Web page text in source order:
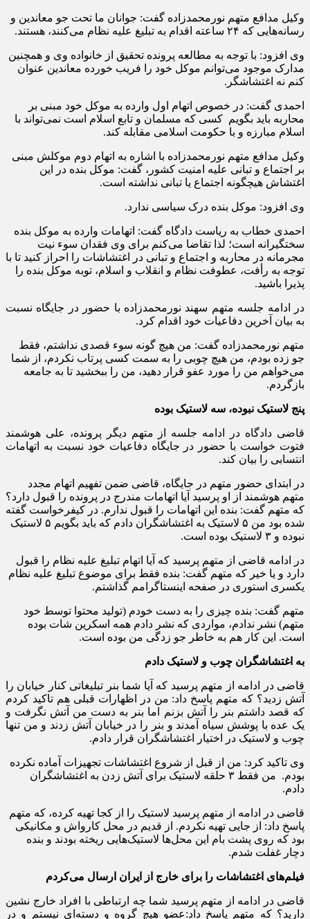
وکیل مدافع متهم نورمحمدزاده گفت: جوانان ما تحت جو معاندین و
رسانه‌هایی که ۲۴ ساعته اقدام به تبلیغ علیه نظام می‌کنند، هستند.
وی افزود: با توجه به مطالعه پرونده تحقیق از خانواده وی و همچنین
مدارک موجود می‌توانم موکل خود را فریب خورده معاندین عنوان
کنم نه اغتشاشگر.
احمدی گفت: در خصوص اتهام اول وارده به موکل خود مبنی بر
محاربه باید بگویم کسی که مسلمان و تابع اسلام است نمی‌تواند با
اسلام مبارزه و با حکومت اسلامی مقابله کند.
وکیل مدافع متهم نورمحمدزاده با اشاره به اتهام دوم موکلش مبنی
بر اجتماع و تبانی علیه امنیت کشور، گفت: موکل بنده در این
اغتشاش هیچگونه اجتماع یا تبانی نداشته است.
وی افزود: موکل بنده درک سیاسی ندارد.
احمدی خطاب به ریاست دادگاه گفت: اتهامات وارده به موکل بنده
سختگیرانه است؛ لذا تقاضا می‌کنم برای وی فقدان سوء نیت
مجرمانه در محاربه و اجتماع و تبانی در اغتشاشات را احراز کنید تا با
توجه به رأفت، عطوفت نظام و انقلاب و اسلام، توبه موکل بنده را
پذیرا باشید.
در ادامه جلسه متهم سهند نورمحمدزاده با حضور در جایگاه نسبت
به بیان آخرین دفاعیات خود اقدام کرد.
متهم نورمحمدزاده گفت: من هیچ گونه سوء قصدی نداشتم، فقط
جو زده بودم، من هیچ چوبی را به سمت کسی پرتاب نکردم، از شما
می‌خواهم من را مورد عفو قرار دهید، من را ببخشید تا به جامعه
بازگردم.
پنج لاستیک نبوده، سه لاستیک بوده
قاضی دادگاه در ادامه جلسه از متهم دیگر پرونده، علی هوشمند
فتوت خواست با حضور در جایگاه دفاعیات خود نسبت به اتهامات
انتسابی را بیان کند.
در ابتدای حضور متهم در جایگاه، قاضی ضمن تفهیم اتهام مجدد
متهم هوشمند از او پرسید آیا اتهامات مندرج در پرونده را قبول دارد؟
که متهم گفت: بنده این اتهامات را قبول ندارم. در کیفرخواست گفته
شده بود من ۵ لاستیک به اغتشاشگران دادم که باید بگویم ۵ لاستیک
نبوده و ۳ لاستیک بوده است.
در ادامه قاضی از متهم پرسید که آیا اتهام تبلیغ علیه نظام را قبول
دارد و یا خیر که متهم گفت: بنده فقط برای موضوع تبلیغ علیه نظام
یکسری استوری در صفحه اینستاگرامم گذاشتم.
متهم گفت: بنده چیزی را به دست خودم (تولید محتوا توسط خود
متهم) نشر ندادم، مواردی که نشر دادم همه اسکرین شات بوده
است. این کار هم به خاطر جو زدگی من بوده است.
به اغتشاشگران چوب و لاستیک دادم
قاضی در ادامه از متهم پرسید که آیا شما بنر تبلیغاتی کنار خیابان را
آتش زدید؟ که متهم پاسخ داد: من در اظهارات قبلی هم تاکید کردم
که قصد داشتم بنر را آتش بزنم اما بنر به دست من آتش نگرفت و
یک عده با پوشش سیاه آمدند و بنر را در خیابان آتش زدند و من تنها
چوب و لاستیک در اختیار اغتشاشگران قرار دادم.
وی تاکید کرد: من از قبل از شروع اغتشاشات تجهیزات آماده نکرده
بودم. ‌ من فقط ۳ حلقه لاستیک برای آتش زدن به اغتشاشگران
دادم.
قاضی در ادامه از متهم پرسید لاستیک را از کجا تهیه کرده، که متهم
پاسخ داد: از جایی تهیه نکردم. از قدیم در محل کارواش و مکانیکی
بود که روی پشت بام این محل‌ها لاستیک‌هایی ریخته بودند و بنده
دچار غفلت شدم.
فیلم‌های اغتشاشات را برای خارج از ایران ارسال می‌کردم
قاضی در ادامه از متهم پرسید شما چه ارتباطی با افراد خارج نشین
دارید؟ که متهم پاسخ داد:عضو هیچ گروه و دسته‌ای نیستم و در